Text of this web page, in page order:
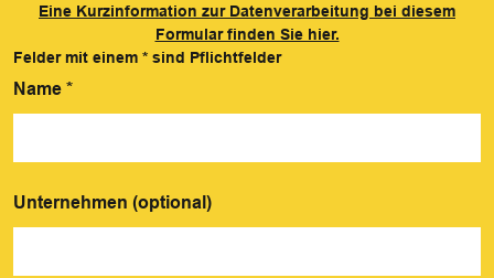
Eine Kurzinformation zur Datenverarbeitung bei diesem
Formular finden Sie hier.
Felder mit einem * sind Pflichtfelder
Name *
Unternehmen (optional)